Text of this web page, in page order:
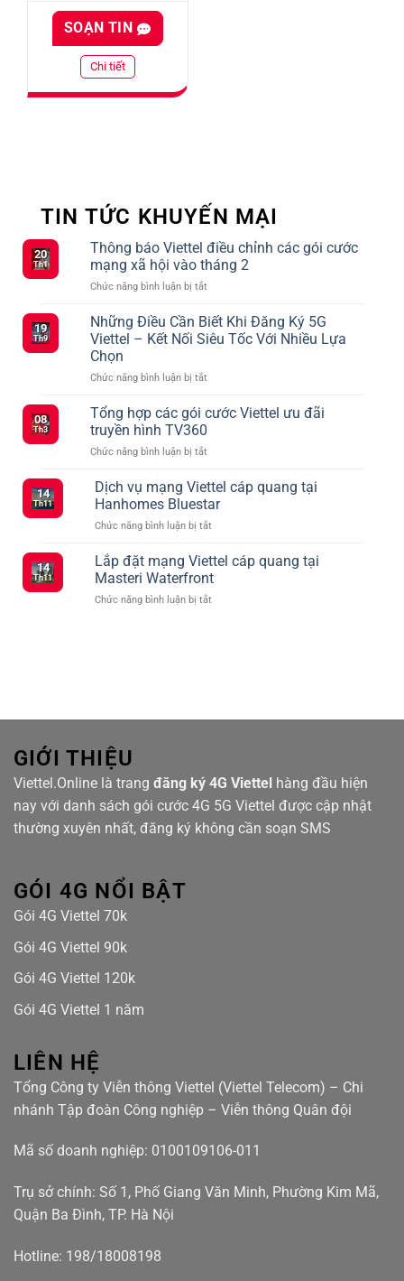
SOẠN TIN
Chi tiết
TIN TỨC KHUYẾN MẠI
20
Th1
Thông báo Viettel điều chỉnh các gói cước
mạng xã hội vào tháng 2
Chức năng bình luận bị tắt
báo
Viettel
điều
các
cước
hội
tháng
2
19
Th9
Những Điều Cần Biết Khi Đăng Ký 5G
Viettel – Kết Nối Siêu Tốc Với Nhiều Lựa
Chọn
Chức năng bình luận bị tắt
Điều
Khi
Ký
5G
–
Nối
Siêu
08
Th3
Tổng hợp các gói cước Viettel ưu đãi
truyền hình TV360
Chức năng bình luận bị tắt
hợp
gói
cước
ưu
đãi
hình
14
Th11
Dịch vụ mạng Viettel cáp quang tại
Hanhomes Bluestar
Chức năng bình luận bị tắt
vụ
mạng
Viettel
cáp
14
Th11
Lắp đặt mạng Viettel cáp quang tại
Masteri Waterfront
Chức năng bình luận bị tắt
Masteri
GIỚI THIỆU
Viettel.Online là trang đăng ký 4G Viettel hàng đầu hiện
nay với danh sách gói cước 4G 5G Viettel được cập nhật
thường xuyên nhất, đăng ký không cần soạn SMS
GÓI 4G NỔI BẬT
Gói 4G Viettel 70k
Gói 4G Viettel 90k
Gói 4G Viettel 120k
Gói 4G Viettel 1 năm
LIÊN HỆ
Tổng Công ty Viễn thông Viettel (Viettel Telecom) – Chi
nhánh Tập đoàn Công nghiệp – Viễn thông Quân đội
Mã số doanh nghiệp: 0100109106-011
Trụ sở chính: Số 1, Phố Giang Văn Minh, Phường Kim Mã,
Quận Ba Đình, TP. Hà Nội
Hotline: 198/18008198